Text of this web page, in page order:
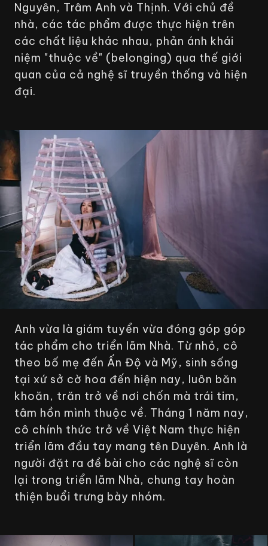
Nguyên, Trâm Anh và Thịnh. Với chủ đề
nhà, các tác phẩm được thực hiện trên
các chất liệu khác nhau, phản ánh khái
niệm "thuộc về" (belonging) qua thế giới
quan của cả nghệ sĩ truyền thống và hiện
đại.
Anh vừa là giám tuyển vừa đóng góp góp
tác phẩm cho triển lãm Nhà. Từ nhỏ, cô
theo bố mẹ đến Ấn Độ và Mỹ, sinh sống
tại xứ sở cờ hoa đến hiện nay, luôn băn
khoăn, trăn trở về nơi chốn mà trái tim,
tâm hồn mình thuộc về. Tháng 1 năm nay,
cô chính thức trở về Việt Nam thực hiện
triển lãm đầu tay mang tên Duyên. Anh là
người đặt ra đề bài cho các nghệ sĩ còn
lại trong triển lãm Nhà, chung tay hoàn
thiện buổi trưng bày nhóm.